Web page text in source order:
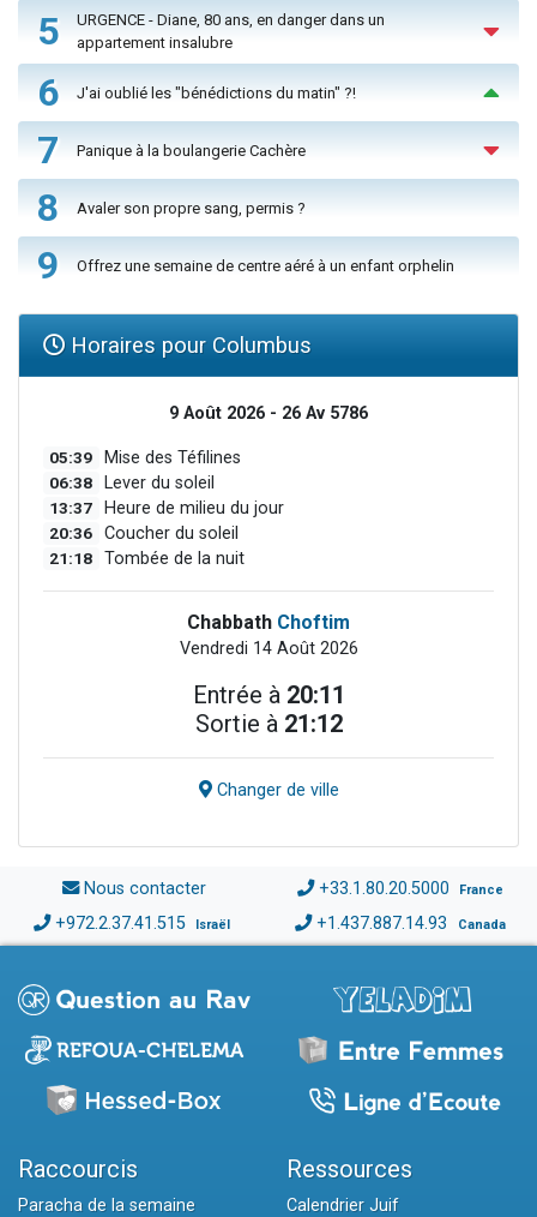
5
URGENCE - Diane, 80 ans, en danger dans un
appartement insalubre
6 J'ai oublié les "bénédictions du matin" ?!
7 Panique à la boulangerie Cachère
8 Avaler son propre sang, permis ?
9 Offrez une semaine de centre aéré à un enfant orphelin
Horaires pour Columbus
9 Août 2026 - 26 Av 5786
05:39 Mise des Téfilines
06:38 Lever du soleil
13:37 Heure de milieu du jour
20:36 Coucher du soleil
21:18 Tombée de la nuit
Chabbath Choftim
Vendredi 14 Août 2026
Entrée à 20:11
Sortie à 21:12
Changer de ville
Nous contacter +33.1.80.20.5000 France
+972.2.37.41.515 Israël +1.437.887.14.93 Canada
Raccourcis
Paracha de la semaine
Ressources
Calendrier Juif